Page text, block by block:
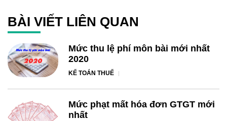
BÀI VIẾT LIÊN QUAN
Mức thu lệ phí môn bài mới nhất
2020
KẾ TOÁN THUẾ
Mức phạt mất hóa đơn GTGT mới
nhất